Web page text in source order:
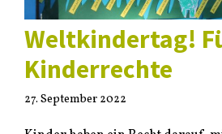
Weltkindertag!
Kinderrechte
27. September 2022